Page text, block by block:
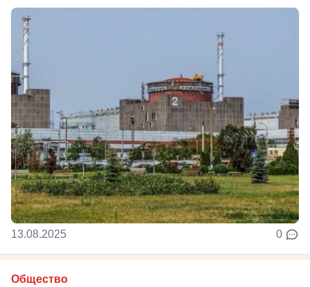
13.08.2025 0
Общество